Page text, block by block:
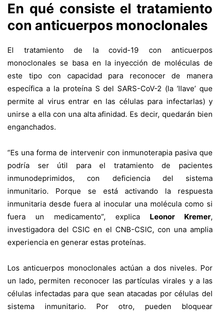
En qué consiste el tratamiento
con anticuerpos monoclonales
El tratamiento de la covid-19 con anticuerpos
monoclonales se basa en la inyección de moléculas de
este tipo con capacidad para reconocer de manera
específica a la proteína S del SARS-CoV-2 (la ‘llave’ que
permite al virus entrar en las células para infectarlas) y
unirse a ella con una alta afinidad. Es decir, quedarán bien
enganchados.
“Es una forma de intervenir con inmunoterapia pasiva que
podría ser útil para el tratamiento de pacientes
inmunodeprimidos, con deficiencia del sistema
inmunitario. Porque se está activando la respuesta
inmunitaria desde fuera al inocular una molécula como si
fuera un medicamento”, explica Leonor Kremer,
investigadora del CSIC en el CNB-CSIC, con una amplia
experiencia en generar estas proteínas.
Los anticuerpos monoclonales actúan a dos niveles. Por
un lado, permiten reconocer las partículas virales y a las
células infectadas para que sean atacadas por células del
sistema inmunitario. Por otro, pueden bloquear